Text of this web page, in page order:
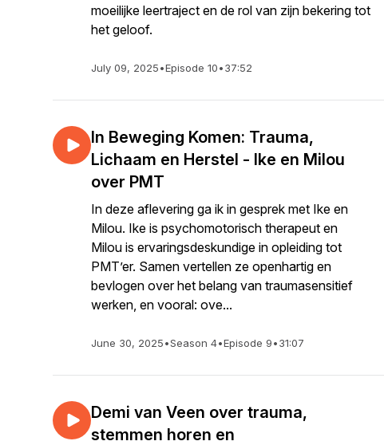
moeilijke leertraject en de rol van zijn bekering tot
het geloof.
July 09, 2025•Episode 10•37:52
In Beweging Komen: Trauma,
Lichaam en Herstel - Ike en Milou
over PMT
In deze aflevering ga ik in gesprek met Ike en
Milou. Ike is psychomotorisch therapeut en
Milou is ervaringsdeskundige in opleiding tot
PMT’er. Samen vertellen ze openhartig en
bevlogen over het belang van traumasensitief
werken, en vooral: ove...
June 30, 2025•Season 4•Episode 9•31:07
Demi van Veen over trauma,
stemmen horen en